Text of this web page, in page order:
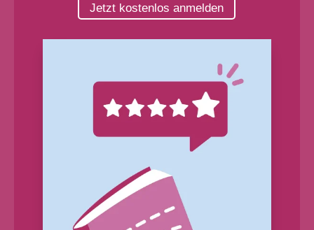
Jetzt kostenlos anmelden